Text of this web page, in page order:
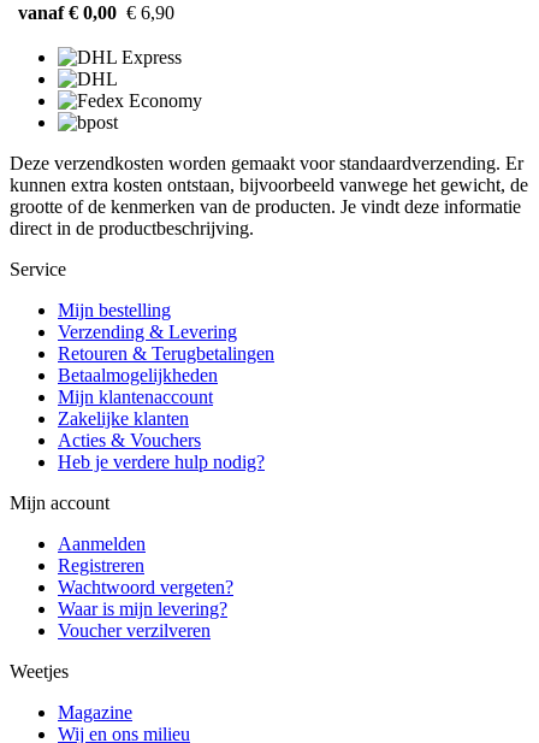
vanaf € 0,00 € 6,90
Deze verzendkosten worden gemaakt voor standaardverzending. Er
kunnen extra kosten ontstaan, bijvoorbeeld vanwege het gewicht, de
grootte of de kenmerken van de producten. Je vindt deze informatie
direct in de productbeschrijving.
Service
Mijn bestelling
Verzending & Levering
Retouren & Terugbetalingen
Betaalmogelijkheden
Mijn klantenaccount
Zakelijke klanten
Acties & Vouchers
Heb je verdere hulp nodig?
Mijn account
Aanmelden
Registreren
Wachtwoord vergeten?
Waar is mijn levering?
Voucher verzilveren
Weetjes
Magazine
Wij en ons milieu